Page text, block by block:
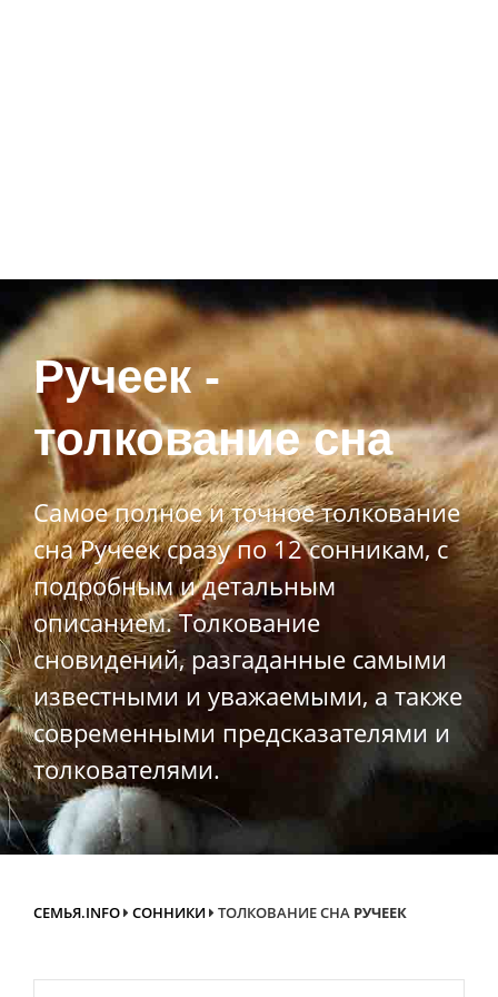
Ручеек -
толкование сна
Самое полное и точное толкование
сна Ручеек сразу по 12 сонникам, с
подробным и детальным
описанием. Толкование
сновидений, разгаданные самыми
известными и уважаемыми, а также
современными предсказателями и
толкователями.
СЕМЬЯ.INFO СОННИКИ ТОЛКОВАНИЕ СНА РУЧЕЕК